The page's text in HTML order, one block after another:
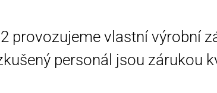
provozujeme vlastní výrobní
personál jsou zárukou